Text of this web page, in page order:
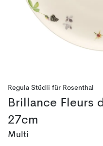
Regula Stüdli für Rosenthal
Brillance Fleurs
27cm
Multi